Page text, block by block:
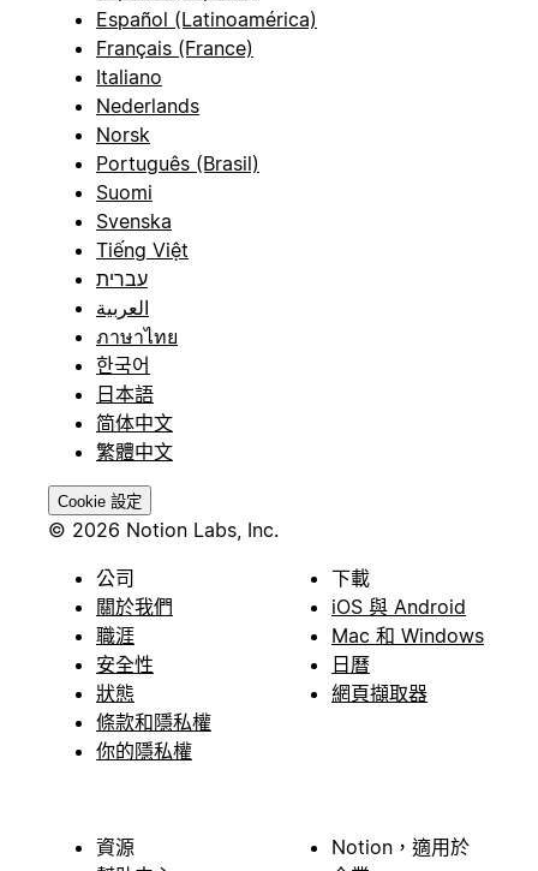
Español (Latinoamérica)
Français (France)
Italiano
Nederlands
Norsk
Português (Brasil)
Suomi
Svenska
Tiếng Việt
עברית
العربية
ภาษาไทย
한국어
日本語
简体中文
繁體中文
Cookie 設定
© 2026 Notion Labs, Inc.
公司
關於我們
職涯
安全性
狀態
條款和隱私權
你的隱私權
下載
iOS 與 Android
Mac 和 Windows
日曆
網頁擷取器
資源
Notion，適用於